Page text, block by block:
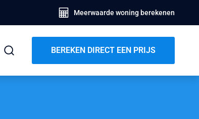
Meerwaarde woning berekenen
BEREKEN DIRECT EEN PRIJS